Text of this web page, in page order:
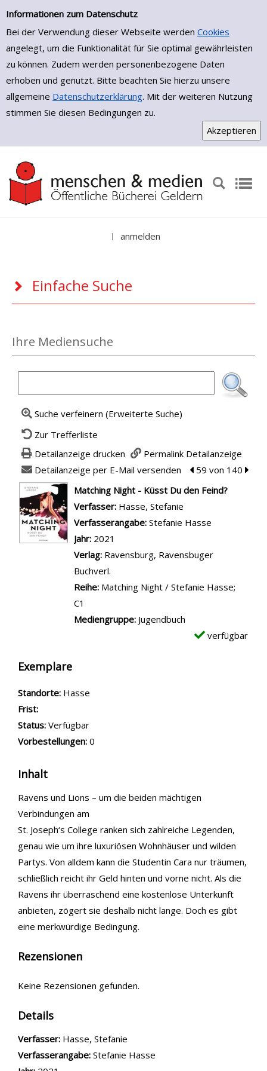
Einfache Suche
Informationen zum Datenschutz
Bei der Verwendung dieser Webseite werden Cookies
angelegt, um die Funktionalität für Sie optimal gewährleisten
zu können. Zudem werden personenbezogene Daten
erhoben und genutzt. Bitte beachten Sie hierzu unsere
allgemeine Datenschutzerklärung. Mit der weiteren Nutzung
stimmen Sie diesen Bedingungen zu.
Zur Detailanzeige springen
| anmelden
Einfache Suche
Ihre Mediensuche
Suche verfeinern (Erweiterte Suche)
Zur Trefferliste
Detailanzeige drucken
Permalink Detailanzeige
Detailanzeige per E-Mail versenden
zum vorherigen
59 von 140 zum
wird in neuem Tab geöffnet
Matching Night - Küsst Du den Feind?
Verfasser: Suche nach diesem Verfasser
Hasse, Stefanie
Verfasserangabe: Stefanie Hasse
Jahr: 2021
Verlag: Ravensburg, Ravensbuger
Buchverl.
Reihe: Matching Night / Stefanie Hasse;
C1
Mediengruppe: Jugendbuch
verfügbar
Exemplare
Standorte: Hasse
Frist:
Status: Verfügbar
Vorbestellungen: 0
Inhalt
Ravens und Lions – um die beiden mächtigen
Verbindungen am
St. Joseph‘s College ranken sich zahlreiche Legenden,
genau wie um ihre luxuriösen Wohnhäuser und wilden
Partys. Von alldem kann die Studentin Cara nur träumen,
schließlich reicht ihr Geld hinten und vorne nicht. Als die
Ravens ihr überraschend eine kostenlose Unterkunft
anbieten, zögert sie deshalb nicht lange. Doch es gibt
eine merkwürdige Bedingung.
Rezensionen
Keine Rezensionen gefunden.
Details
Verfasser: Suche nach diesem Verfasser
Hasse, Stefanie
Verfasserangabe: Stefanie Hasse